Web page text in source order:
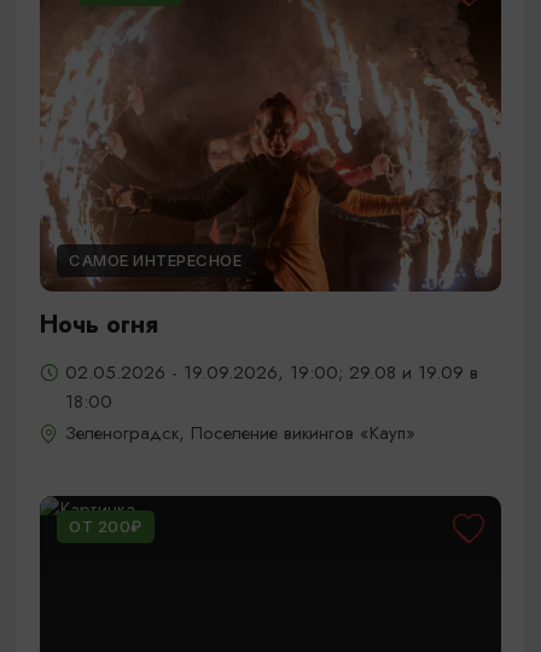
САМОЕ ИНТЕРЕСНОЕ
Ночь огня
02.05.2026 - 19.09.2026, 19:00; 29.08 и 19.09 в
18:00
Зеленоградск, Поселение викингов «Кауп»
ОТ 200₽